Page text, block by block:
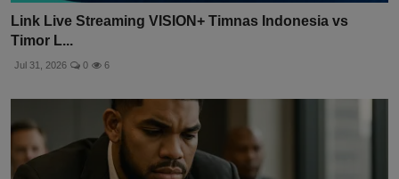
Link Live Streaming VISION+ Timnas Indonesia vs
Timor L...
Jul 31, 2026 0 6